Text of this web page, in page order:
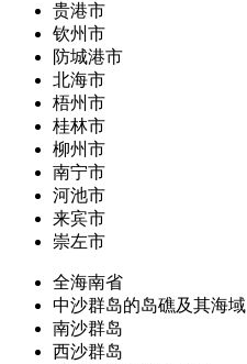
贵港市
钦州市
防城港市
北海市
梧州市
桂林市
柳州市
南宁市
河池市
来宾市
崇左市
全海南省
中沙群岛的岛礁及其海域
南沙群岛
西沙群岛